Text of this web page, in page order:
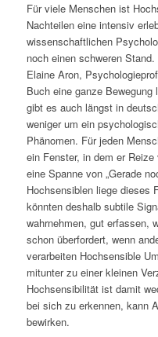
Für viele Menschen ist
Nachteilen eine intensiv
wissenschaftlichen
noch einen schweren
Elaine Aron,
Buch eine ganze Bewegung
gibt es auch längst in
weniger um ein
Phänomen. Für jeden
ein Fenster, in dem er
eine Spanne von „Gerade
Hochsensiblen liege dieses
könnten deshalb subtile
wahrnehmen, gut erfassen,
schon überfordert, wenn
verarbeiten Hochsensible
mitunter zu einer kleinen
Hochsensibilität ist damit
bei sich zu erkennen, kann
bewirken.